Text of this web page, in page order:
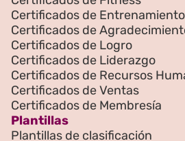
Certificados de
Certificados de
Certificados de Logro
Certificados de Liderazgo
Certificados de Recursos
Certificados de Ventas
Certificados de Membresía
Plantillas
Plantillas de clasificación